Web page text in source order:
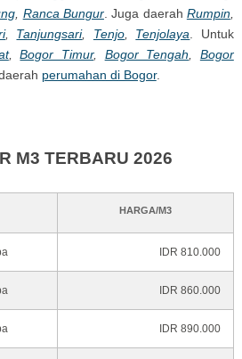
Ranca Bungur. Juga daerah Rumpin,
, Tanjungsari, Tenjo, Tenjolaya . Untuk
,Bogor Timur, Bogor Tengah
Bogor
perumahan di Bogor.
M3 TERBARU 2026
HARGA/M3
IDR 810.000
IDR 860.000
IDR 890.000